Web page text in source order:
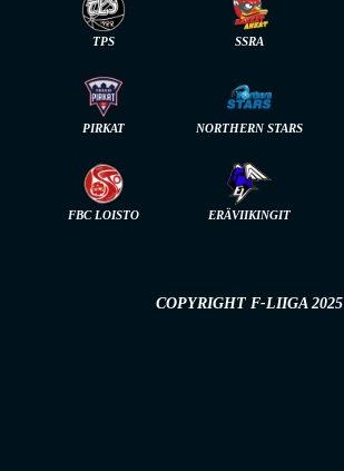
TPS SSRA
PIRKAT NORTHERN STARS
FBC LOISTO ERÄVIIKINGIT
COPYRIGHT F-LIIGA 2025